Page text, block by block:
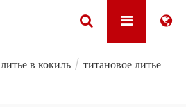
литье в кокиль
титановое литье